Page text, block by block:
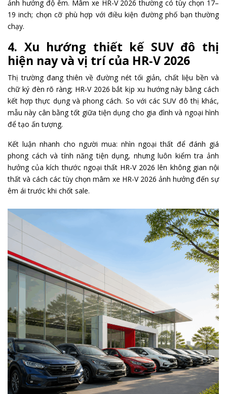
ảnh hưởng độ êm. Mâm xe HR-V 2026 thường có tùy chọn 17–
19 inch; chọn cỡ phù hợp với điều kiện đường phố bạn thường
chạy.
4. Xu hướng thiết kế SUV đô thị
hiện nay và vị trí của HR‑V 2026
Thị trường đang thiên về đường nét tối giản, chất liệu bền và
chữ ký đèn rõ ràng; HR‑V 2026 bắt kịp xu hướng này bằng cách
kết hợp thực dụng và phong cách. So với các SUV đô thị khác,
mẫu này cân bằng tốt giữa tiện dụng cho gia đình và ngoại hình
để tạo ấn tượng.
Kết luận nhanh cho người mua: nhìn ngoại thất để đánh giá
phong cách và tính năng tiện dụng, nhưng luôn kiểm tra ảnh
hưởng của kích thước ngoại thất HR-V 2026 lên không gian nội
thất và cách các tùy chọn mâm xe HR-V 2026 ảnh hưởng đến sự
êm ái trước khi chốt sale.